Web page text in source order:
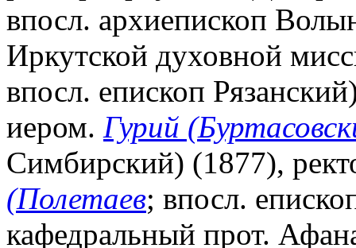
впосл. архиепископ
Иркутской духовной
впосл. епископ
иером. Гурий
Симбирский) (1877),
(Полетаев; впосл.
кафедральный прот.